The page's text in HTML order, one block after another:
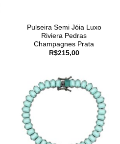
Pulseira Semi Jóia Luxo
Riviera Pedras
Champagnes Prata
R$215,00